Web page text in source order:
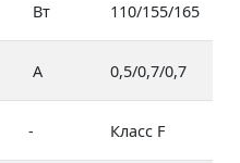
Вт 110/155/165
А 0,5/0,7/0,7
- Класс F